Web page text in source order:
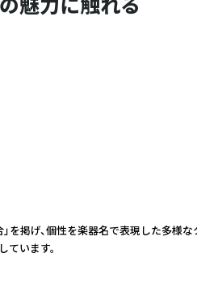
を掲げ、個性を楽器名で表現した多様
います。